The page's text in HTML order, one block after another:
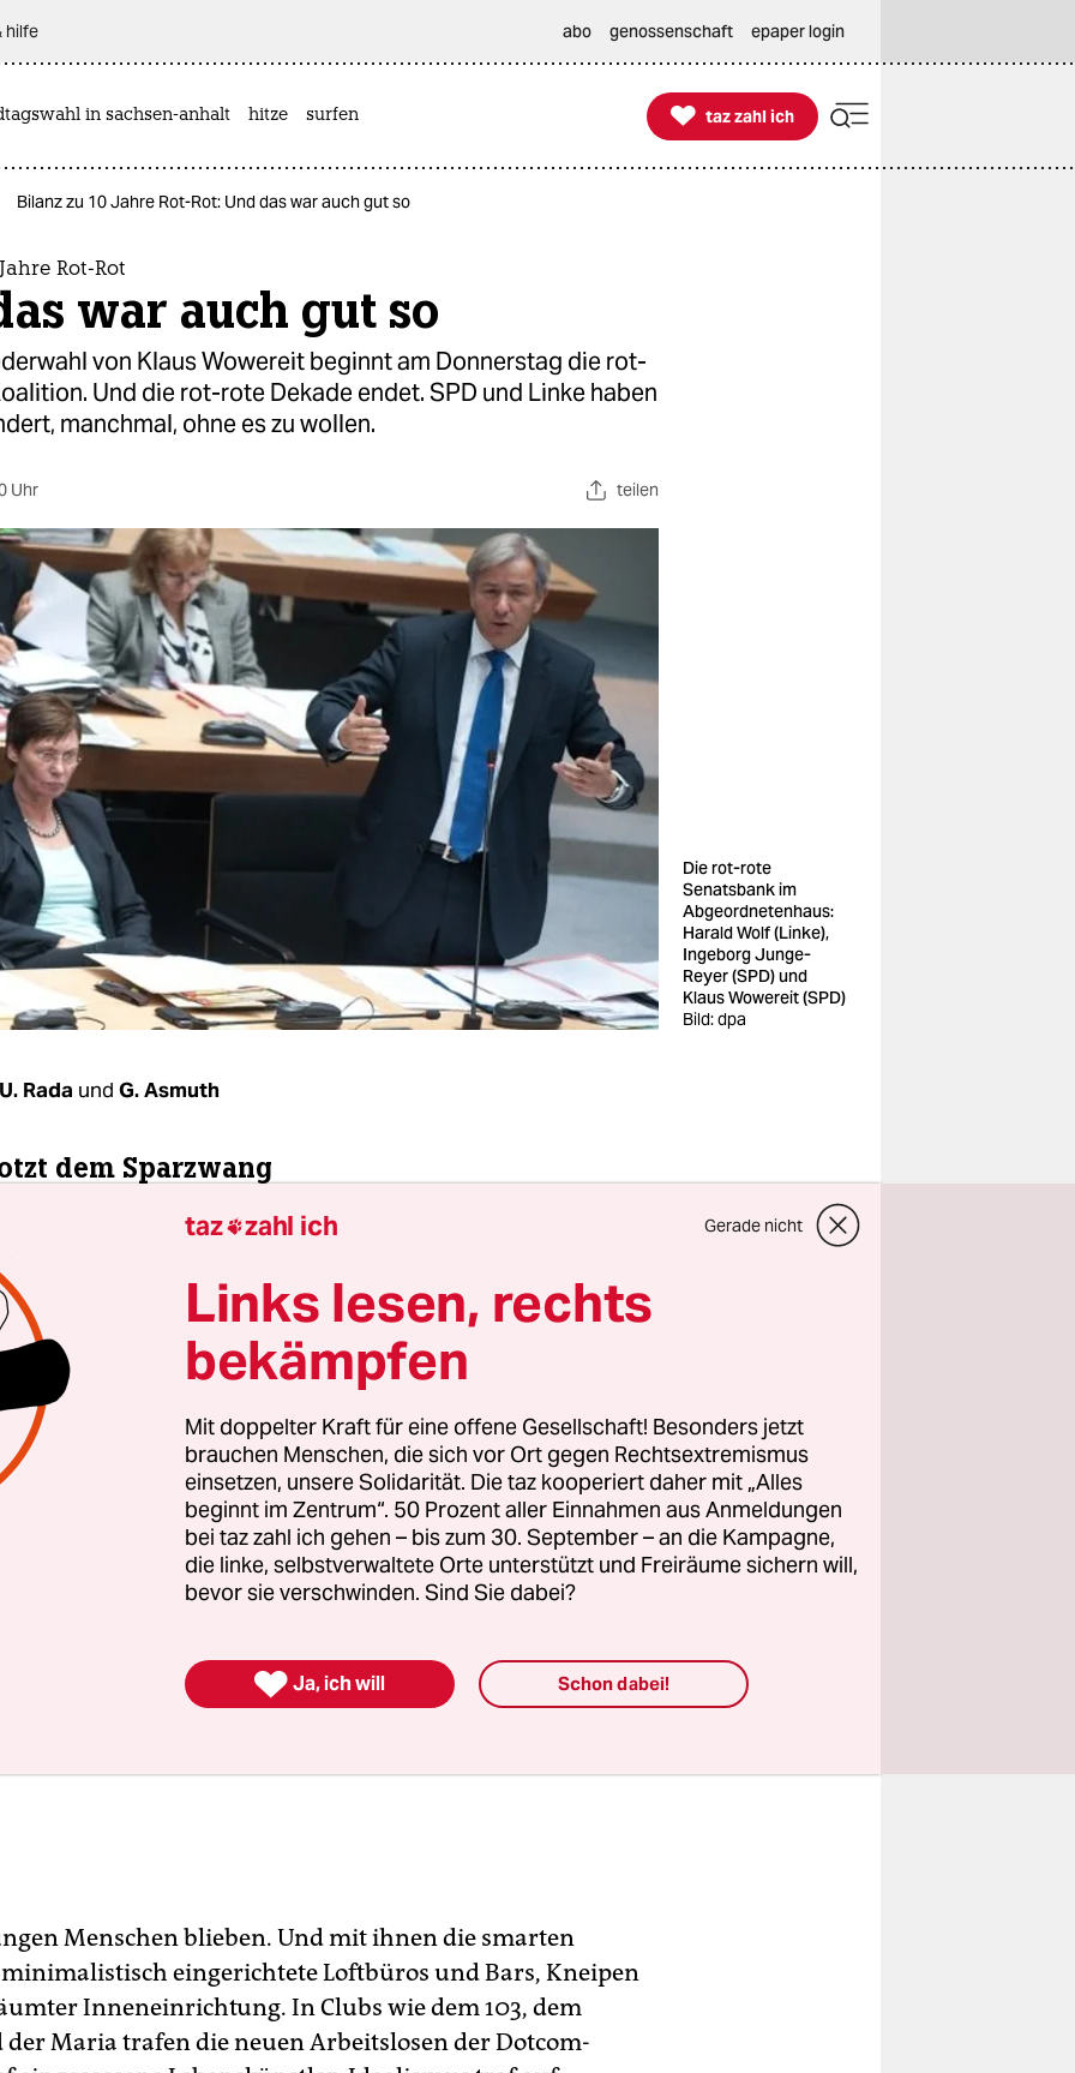
hilfe abo genossenschaft epaper login
in sachsen-anhalt hitze surfen 
taz zahl ich
taz zahl ich
Bilanz zu 10 Jahre Rot-Rot: Und das war auch gut so
Rot-Rot
war auch gut so
von Klaus Wowereit beginnt am Donnerstag die rot-
Und die rot-rote Dekade endet. SPD und Linke haben
manchmal, ohne es zu wollen.
Uhr teilen
Die rot-rote
Senatsbank im
Abgeordnetenhaus:
Harald Wolf (Linke),
Ingeborg Junge-
Reyer (SPD) und
Klaus Wowereit (SPD)
Bild: dpa
U. Rada und G. Asmuth
dem Sparzwang
der rot-roten Koalition fiel zusammen mit einem
Nach den Jahren der Gründerträume begann eine
Sanierens und Aufräumens. Mit dem Platzen der
das 2001 zum Sterben unzähliger Internetfirmen
auch die Nachwendeeuphorie zum Stillstand. All die
ups mit ihren karrierebewussten jungen Menschen
aus dem Stadtbild.
Menschen blieben. Und mit ihnen die smarten
minimalistisch eingerichtete Loftbüros und Bars, Kneipen
Inneneinrichtung. In Clubs wie dem 103, dem
der Maria trafen die neuen Arbeitslosen der Dotcom-
taz zahl ich Gerade nicht
Links lesen, rechts
bekämpfen
Mit doppelter Kraft für eine offene Gesellschaft! Besonders jetzt
brauchen Menschen, die sich vor Ort gegen Rechtsextremismus
einsetzen, unsere Solidarität. Die taz kooperiert daher mit „Alles
beginnt im Zentrum“. 50 Prozent aller Einnahmen aus Anmeldungen
bei taz zahl ich gehen – bis zum 30. September – an die Kampagne,
die linke, selbstverwaltete Orte unterstützt und Freiräume sichern will,
bevor sie verschwinden. Sind Sie dabei?
 Ja, ich will Schon dabei!